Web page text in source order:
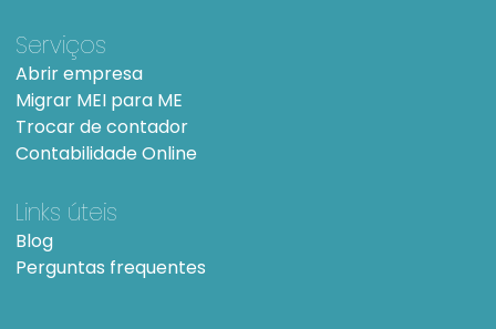
Serviços
Abrir empresa
Migrar MEI para ME
Trocar de contador
Contabilidade Online
Links úteis
Blog
Perguntas frequentes